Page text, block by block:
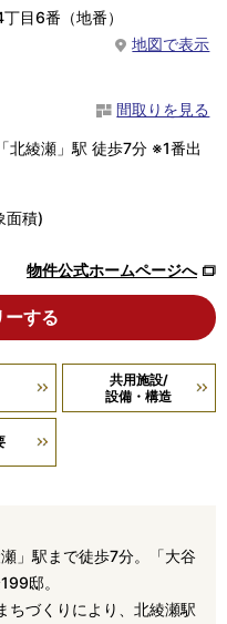
目6番（地番）
地図で表示
間取りを見る
北綾瀬」駅 徒歩7分 ※1番出
面積)
物件公式ホームページへ
ーする
共用施設/
設備・構造
」駅まで徒歩7分。「大谷
邸。
ちづくりにより、北綾瀬駅